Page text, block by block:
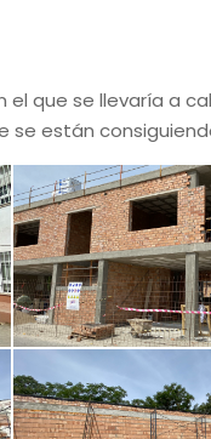
que se llevaría a
se están